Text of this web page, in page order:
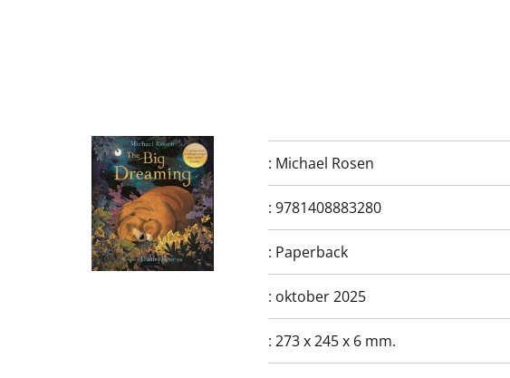
: Michael Rosen
: 9781408883280
: Paperback
: oktober 2025
: 273 x 245 x 6 mm.